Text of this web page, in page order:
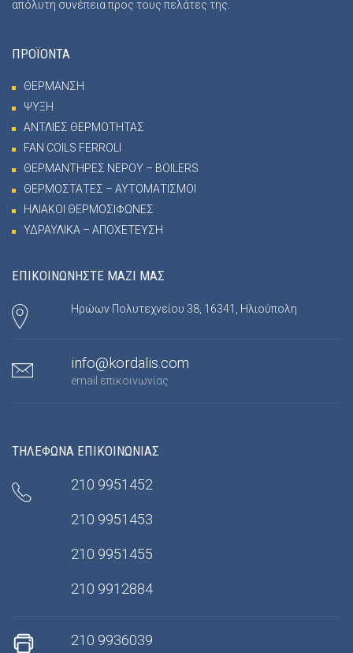
απόλυτη συνέπεια προς τους πελάτες της.
ΠΡΟΪΟΝΤΑ
ΘΕΡΜΑΝΣΗ
ΨΥΞΗ
ΑΝΤΛΙΕΣ ΘΕΡΜΟΤΗΤΑΣ
FAN COILS FERROLI
ΘΕΡΜΑΝΤΗΡΕΣ ΝΕΡΟΥ – BOILERS
ΘΕΡΜΟΣΤΑΤΕΣ – ΑΥΤΟΜΑΤΙΣΜΟΙ
ΗΛΙΑΚΟΙ ΘΕΡΜΟΣΙΦΩΝΕΣ
ΥΔΡΑΥΛΙΚΑ – ΑΠΟΧΕΤΕΥΣΗ
ΕΠΙΚΟΙΝΩΝΗΣΤΕ ΜΑΖΙ ΜΑΣ
Ηρώων Πολυτεχνείου 38, 16341, Ηλιούπολη
info@kordalis.com
email επικοινωνίας
ΤΗΛΕΦΩΝΑ ΕΠΙΚΟΙΝΩΝΙΑΣ
210 9951452
210 9951453
210 9951455
210 9912884
210 9936039